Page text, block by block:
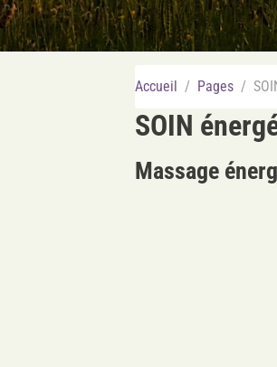
Accueil Pages
SOIN
Massage